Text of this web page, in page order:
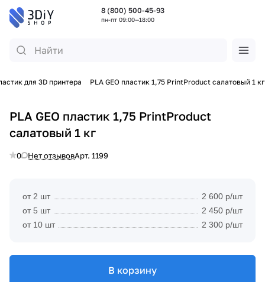
8 (800) 500-45-93
пн-пт 09:00—18:00
для 3D принтера PLA GEO пластик 1,75 PrintProduct салатовый 1 кг
PLA GEO пластик 1,75 PrintProduct
салатовый 1 кг
0 Нет отзывовАрт. 1199
от 2 шт
2 600 р/шт
от 5 шт
2 450 р/шт
от 10 шт
2 300 р/шт
В корзину